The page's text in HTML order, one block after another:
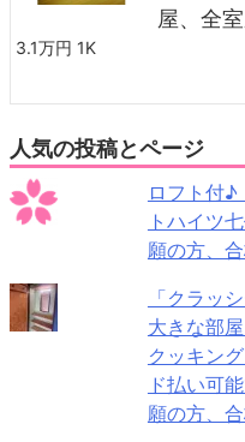
屋、全
3.1万円 1K
人気の投稿とページ
ロフト付
トハイツ
願の方、
「クラッ
大きな部
クッキン
ド払い可
願の方、